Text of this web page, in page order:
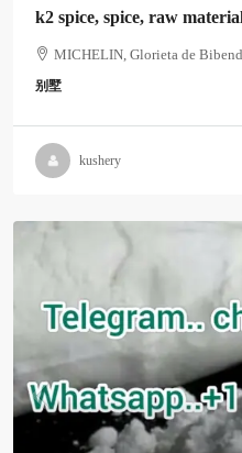
k2 spice, spice, raw
MICHELIN, Glorieta de
别墅
kushery